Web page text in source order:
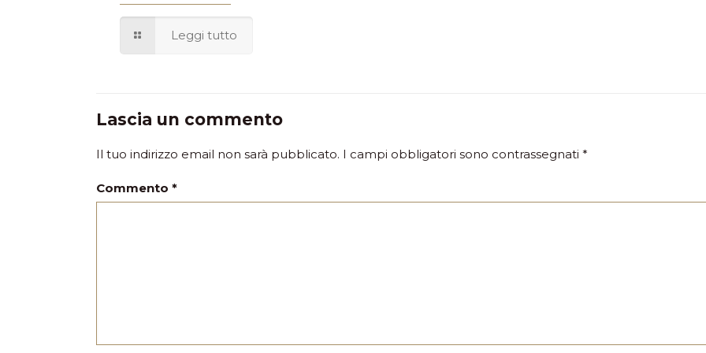
Leggi tutto
Lascia un commento
Il tuo indirizzo email non sarà pubblicato. I campi obbligatori sono contrassegnati*
Commento*